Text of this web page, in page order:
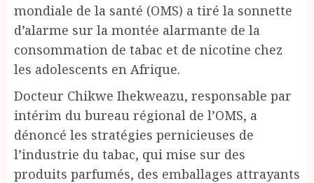
mondiale de la santé (OMS) a tiré la sonnette
d’alarme sur la montée alarmante de la
consommation de tabac et de nicotine chez
les adolescents en Afrique.
Docteur Chikwe Ihekweazu, responsable par
intérim du bureau régional de l’OMS, a
dénoncé les stratégies pernicieuses de
l’industrie du tabac, qui mise sur des
produits parfumés, des emballages attrayants